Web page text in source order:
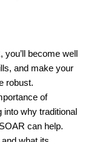
you’ll become well
and make your
robust.
of
into why traditional
can help.